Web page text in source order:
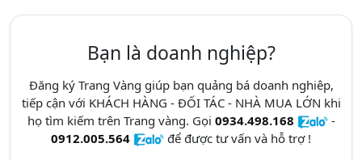
Bạn là doanh nghiệp?
Đăng ký Trang Vàng giúp bạn quảng bá doanh nghiêp,
tiếp cận với KHÁCH HÀNG - ĐỐI TÁC - NHÀ MUA LỚN khi
họ tìm kiếm trên Trang vàng. Gọi 0934.498.168
-
0912.005.564
để được tư vấn và hỗ trợ !